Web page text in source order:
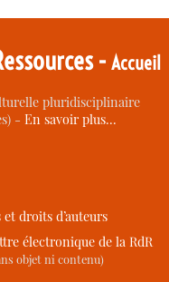
-Accueil
pluridisciplinaire
-En savoir plus…
droits d’auteurs
électronique de la RdR
objet ni contenu)